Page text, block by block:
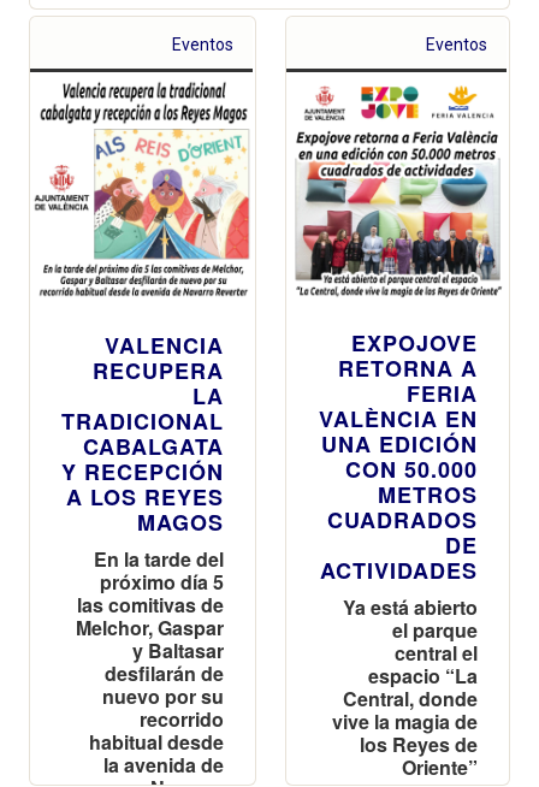
Eventos
VALENCIA
RECUPERA
LA
TRADICIONAL
CABALGATA
Y RECEPCIÓN
A LOS REYES
MAGOS
En la tarde del
próximo día 5
las comitivas de
Melchor, Gaspar
y Baltasar
desfilarán de
nuevo por su
recorrido
habitual desde
la avenida de
Eventos
EXPOJOVE
RETORNA A
FERIA
VALÈNCIA EN
UNA EDICIÓN
CON 50.000
METROS
CUADRADOS
DE
ACTIVIDADES
Ya está abierto
el parque
central el
espacio “La
Central, donde
vive la magia de
los Reyes de
Oriente”